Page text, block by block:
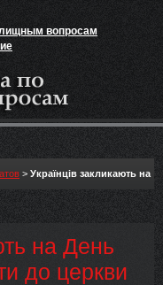
вопросам
> Українців закликають на
на День
до церкви